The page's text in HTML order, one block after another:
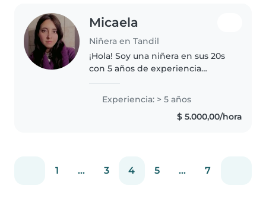
Micaela
Niñera en Tandil
¡Hola! Soy una niñera en sus 20s
con 5 años de experiencia
edades. Tengo experiencia con
niños con autismo y me encanta
dibujar, leer cuentos y jugar con..
Experiencia: > 5 años
$ 5.000,00/hora
1 ... 3 4 5 ... 7